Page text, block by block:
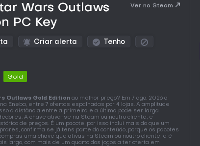
Wars Outlaws
PC Key
Ver no Steam
Criar alerta Tenho
Gold
Outlaws Gold Edition ao melhor preço? Em 7 ago. 2026 o
na Eneba, entre 7 ofertas espalhadas por 4 lojas. A amplitude
a distância entre a primeira e a última pode ser larga
A chave ativa-se na Steam ou noutro cliente, e
de preços. É um pacote, por isso inclui mais do que um
confirma se já tens parte do conteúdo, porque os pacotes
uma chave que ativas na Steam ou noutro cliente, e é
largo, com mais de um quarto dos jogos a ter oferta em